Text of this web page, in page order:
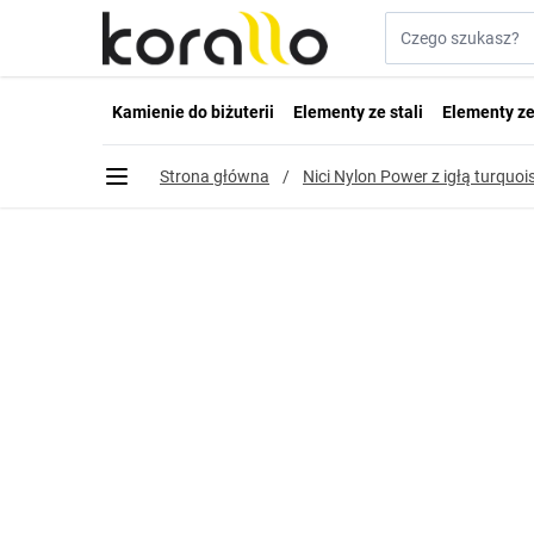
Przejdź do treści
Kamienie do biżuterii Elementy ze stali Elementy
Strona główna / Nici Nylon Power z igłą